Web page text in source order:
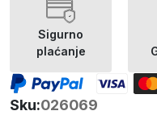
Sigurno
plaćanje
Sku:026069